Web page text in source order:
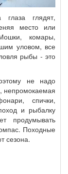
глядят,
место или
комары,
уловом, все
рыбы - это
не надо
непромокаемая
спички,
и рыбалку
продумывать
Походные
сезона.